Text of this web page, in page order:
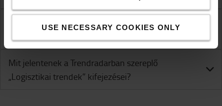
USE NECESSARY COOKIES ONLY
Mit jelentenek a Trendradarban szereplő „eszközök
Mit jelentenek a Trendradarban szereplő
„Logisztikai trendek” kifejezései?